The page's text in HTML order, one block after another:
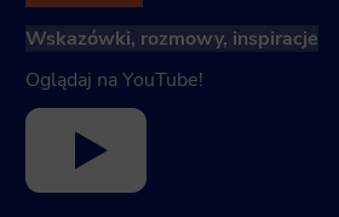
Wskazówki, rozmowy, inspiracje
Oglądaj na YouTube!